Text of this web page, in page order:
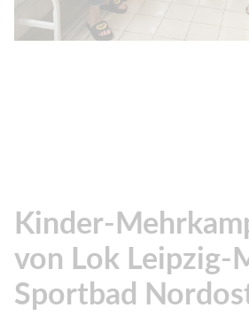
Kinder-
von Lok Leipzig-
Sportbad